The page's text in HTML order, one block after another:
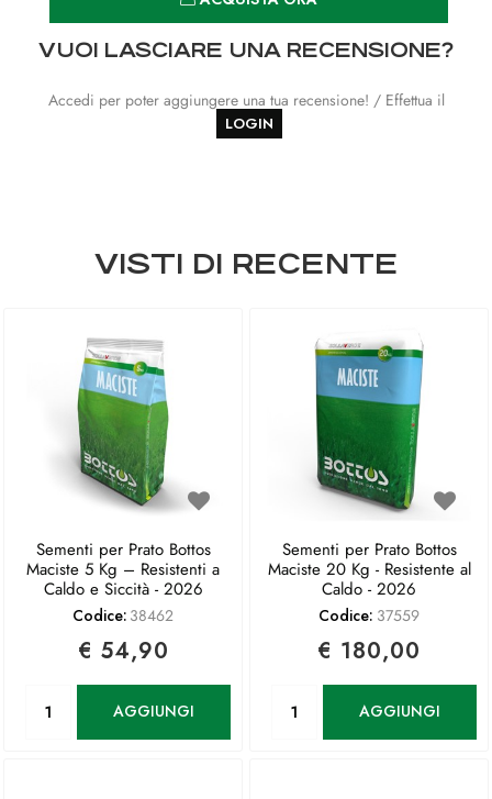
VUOI LASCIARE UNA RECENSIONE?
Accedi per poter aggiungere una tua recensione! / Effettua il
LOGIN
VISTI DI RECENTE
Sementi per Prato Bottos
Maciste 5 Kg – Resistenti a
Caldo e Siccità - 2026
Codice: 38462
€ 54,90
AGGIUNGI
Sementi per Prato Bottos
Maciste 20 Kg - Resistente al
Caldo - 2026
Codice: 37559
€ 180,00
AGGIUNGI